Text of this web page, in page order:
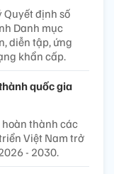
Quyết định số
Danh mục
diễn tập, ứng
khẩn cấp.
quốc gia
thành các
Việt Nam trở
- 2030.